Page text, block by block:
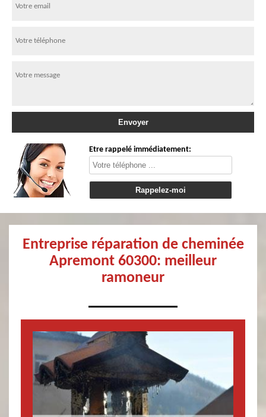
Etre rappelé immédiatement:
Entreprise réparation de cheminée
Apremont 60300: meilleur
ramoneur